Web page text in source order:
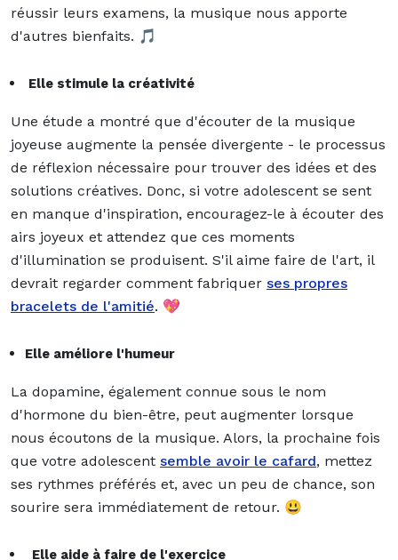
réussir leurs examens, la musique nous apporte
d'autres bienfaits. 🎵
Elle stimule la créativité
Une étude a montré que d'écouter de la musique
joyeuse augmente la pensée divergente - le processus
de réflexion nécessaire pour trouver des idées et des
solutions créatives. Donc, si votre adolescent se sent
en manque d'inspiration, encouragez-le à écouter des
airs joyeux et attendez que ces moments
d'illumination se produisent. S'il aime faire de l'art, il
devrait regarder comment fabriquer ses propres
bracelets de l'amitié. 💖
Elle améliore l'humeur
La dopamine, également connue sous le nom
d'hormone du bien-être, peut augmenter lorsque
nous écoutons de la musique. Alors, la prochaine fois
que votre adolescent semble avoir le cafard, mettez
ses rythmes préférés et, avec un peu de chance, son
sourire sera immédiatement de retour. 😃
Elle aide à faire de l'exercice